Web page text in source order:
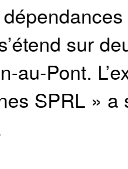
sur
au-Pont.
SPRL »